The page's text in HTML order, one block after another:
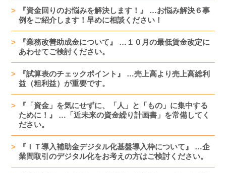
『資金回りのお悩みを解決します！』 …お悩み解決６事
例をご紹介します！早めに相談ください！
『業務改善助成金について』 …１０月の最低賃金改定に
あわせてご検討ください。
『試算表のチェックポイント』 …売上高より売上高総利
益（粗利益）が重要です。
『「資金」を気にせずに、「人」と「もの」に集中する
ために！』 …「近未来の資金繰り計画書」を常備してく
ださい。
『ＩＴ導入補助金デジタル化基盤導入枠について』 …企
業間取引のデジタル化をお考えの方はご検討ください。